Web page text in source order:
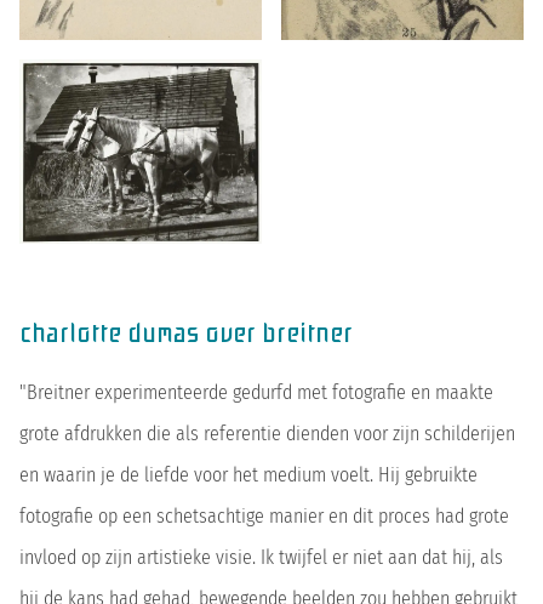
charlotte dumas over breitner
"Breitner experimenteerde gedurfd met fotografie en maakte
grote afdrukken die als referentie dienden voor zijn schilderijen
en waarin je de liefde voor het medium voelt. Hij gebruikte
fotografie op een schetsachtige manier en dit proces had grote
invloed op zijn artistieke visie. Ik twijfel er niet aan dat hij, als
hij de kans had gehad, bewegende beelden zou hebben gebruikt